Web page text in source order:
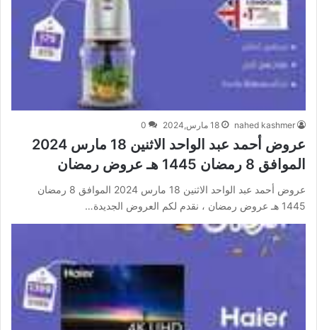
nahed kashmer 18 مارس,2024 0
عروض أحمد عبد الواحد الاثنين 18 مارس 2024
الموافق 8 رمضان 1445 هـ عروض رمضان
عروض أحمد عبد الواحد الاثنين 18 مارس 2024 الموافق 8 رمضان
1445 هـ عروض رمضان ، نقدم لكم العروض الجديدة…